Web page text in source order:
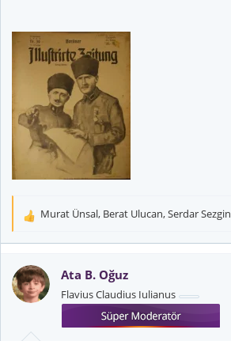
T
k
i
l
Murat Ünsal, Berat Ulucan,Serdar Sezgin
Ata B. Oğuz
Flavius Claudius Iulianus